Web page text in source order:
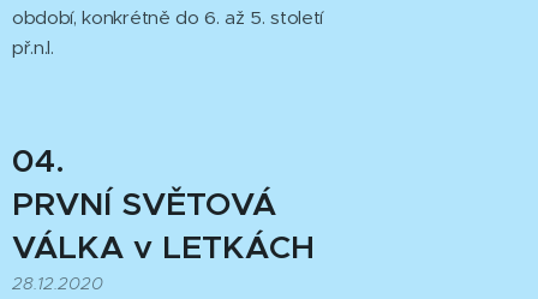
období, konkrétně do 6. až 5. století
př.n.l.
04.
PRVNÍ SVĚTOVÁ
VÁLKA v LETKÁCH
28.12.2020